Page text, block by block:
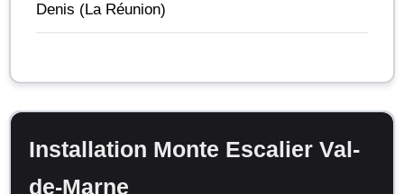
Denis (La Réunion)
Installation Monte Escalier Val-
de-Marne